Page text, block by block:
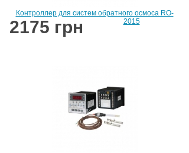
Контроллер для систем обратного осмоса RO-
2015
2175 грн